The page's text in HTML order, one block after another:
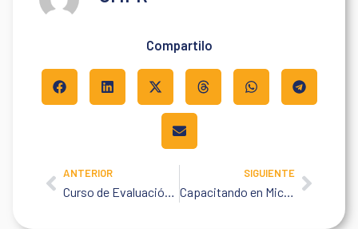
Del Centro Médico Integral Fitz Roy a una
del Dr. Felipe Lleonart
Popcorn julio 28, 2026